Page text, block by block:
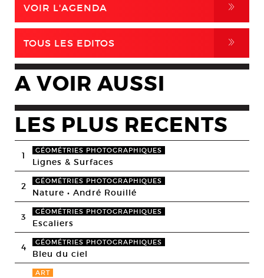
VOIR L'AGENDA ,
TOUS LES EDITOS ,
A VOIR AUSSI
LES PLUS RECENTS
1 GÉOMÉTRIES PHOTOGRAPHIQUES
Lignes & Surfaces
2 GÉOMÉTRIES PHOTOGRAPHIQUES
Nature • André Rouillé
3 GÉOMÉTRIES PHOTOGRAPHIQUES
Escaliers
4 GÉOMÉTRIES PHOTOGRAPHIQUES
Bleu du ciel
ART